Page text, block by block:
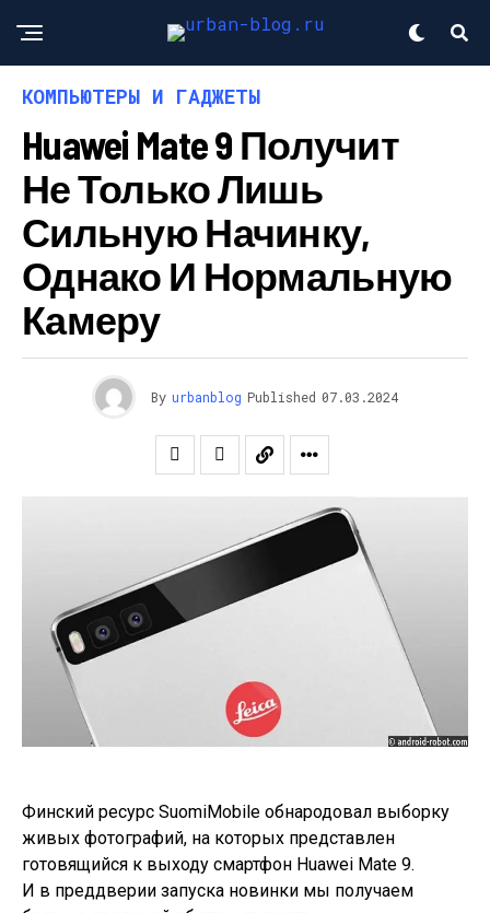
КОМПЬЮТЕРЫ И ГАДЖЕТЫ
Huawei Mate 9 Получит
Не Только Лишь
Сильную Начинку,
Однако И Нормальную
Камеру
By urbanblog Published 07.03.2024
Финский ресурс SuomiMobile обнародовал выборку
живых фотографий, на которых представлен
готовящийся к выходу смартфон Huawei Mate 9.
И в преддверии запуска новинки мы получаем